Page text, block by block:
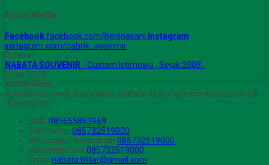
Social Media
Facebookfacebook.com/berlinasani Instagram
instagram.com/pabrik_souvenir
Sidebar
NABATA SOUVENIR - Custom Istimewa , Sejak 2008 .
since 2008
Kontak Kami
Apabila ada yang ditanyakan, silahkan hubungi kami melalui kontak
di bawah ini.
SMS 085655863969
Call Center085732519000
Whatsapp Pemesanan 085732519000
Whatsapp
Lina 085732519000
Email nabata.blitar@gmail.com